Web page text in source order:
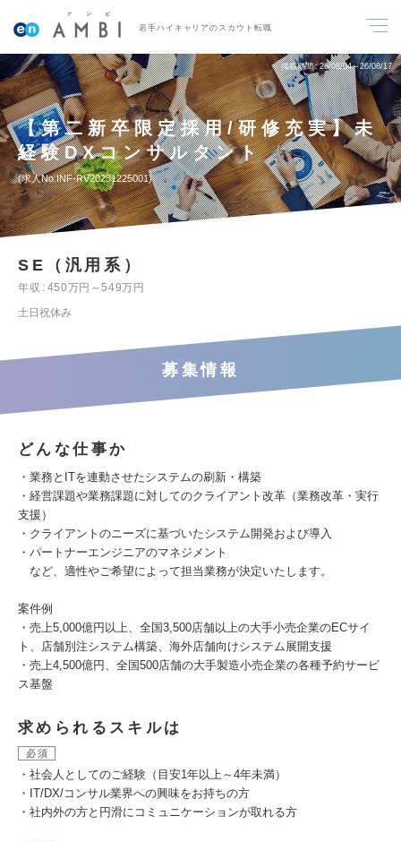
若手ハイキャリアのスカウト転職
掲載期間 26/08/04～26/08/17
【第二新卒限定採用/研修充実】未
経験DXコンサルタント
求人No.INF-RV20231225001
SE（汎用系）
年収
450万円～549万円
土日祝休み
募集情報
どんな仕事か
・業務とITを連動させたシステムの刷新・構築
・経営課題や業務課題に対してのクライアント改革（業務改革・実行
支援）
・クライアントのニーズに基づいたシステム開発および導入
・パートナーエンジニアのマネジメント
など、適性やご希望によって担当業務が決定いたします。
案件例
・売上5,000億円以上、全国3,500店舗以上の大手小売企業のECサイ
ト、店舗別注システム構築、海外店舗向けシステム展開支援
・売上4,500億円、全国500店舗の大手製造小売企業の各種予約サービ
ス基盤
求められるスキルは
必須
・社会人としてのご経験（目安1年以上～4年未満）
・IT/DX/コンサル業界への興味をお持ちの方
・社内外の方と円滑にコミュニケーションが取れる方